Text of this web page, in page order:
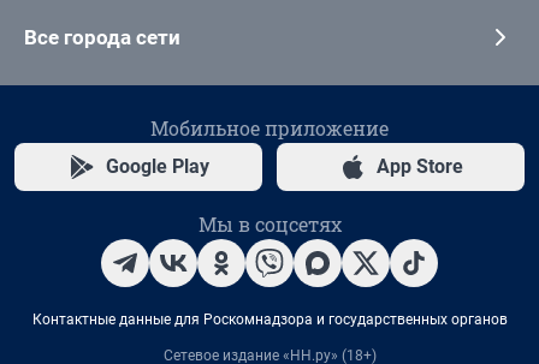
Все города сети
Мобильное приложение
Google Play App Store
Мы в соцсетях
Контактные данные для Роскомнадзора и государственных органов
Сетевое издание «НН.ру» (18+)